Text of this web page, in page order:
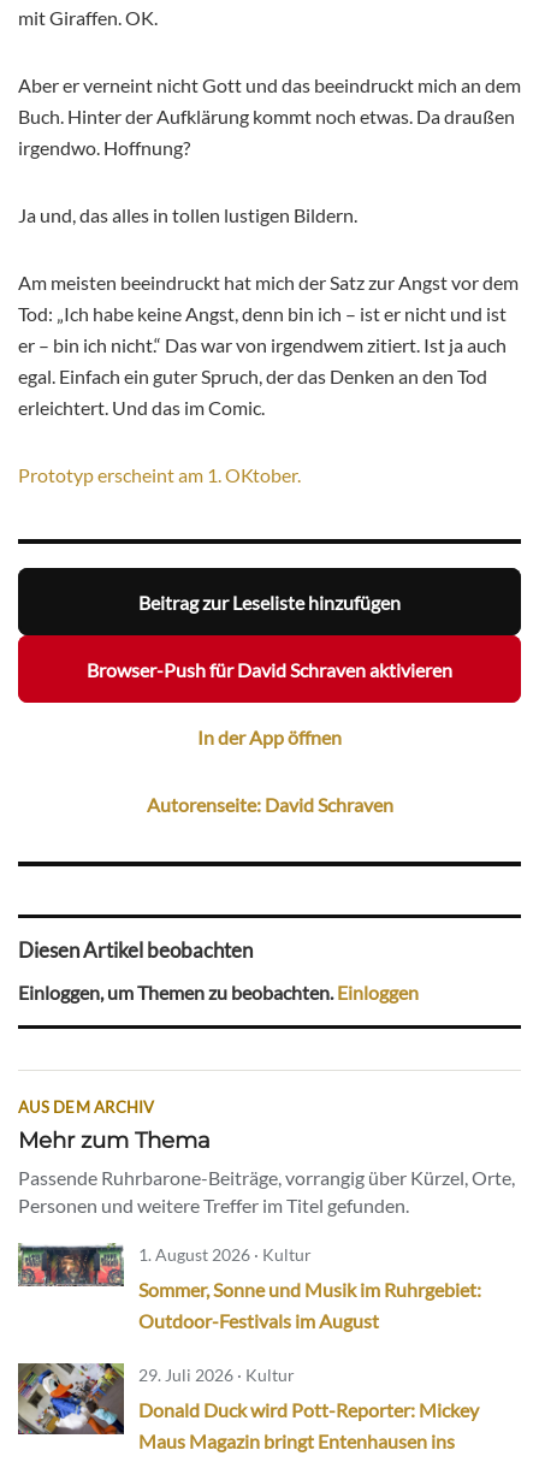
mit Giraffen. OK.
Aber er verneint nicht Gott und das beeindruckt mich an dem
Buch. Hinter der Aufklärung kommt noch etwas. Da draußen
irgendwo. Hoffnung?
Ja und, das alles in tollen lustigen Bildern.
Am meisten beeindruckt hat mich der Satz zur Angst vor dem
Tod: „Ich habe keine Angst, denn bin ich – ist er nicht und ist
er – bin ich nicht.“ Das war von irgendwem zitiert. Ist ja auch
egal. Einfach ein guter Spruch, der das Denken an den Tod
erleichtert. Und das im Comic.
Prototyp erscheint am 1. OKtober.
Beitrag zur Leseliste hinzufügen
Browser-Push für David Schraven aktivieren
In der App öffnen
Autorenseite: David Schraven
Diesen Artikel beobachten
Einloggen, um Themen zu beobachten.Einloggen
AUS DEM ARCHIV
Mehr zum Thema
Passende Ruhrbarone-Beiträge, vorrangig über Kürzel, Orte,
Personen und weitere Treffer im Titel gefunden.
1. August 2026 · Kultur
Sommer, Sonne und Musik im Ruhrgebiet:
Outdoor-Festivals im August
29. Juli 2026 · Kultur
Donald Duck wird Pott-Reporter: Mickey
Maus Magazin bringt Entenhausen ins